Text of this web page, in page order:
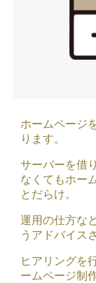
ホームページ
ります。
サーバーを借
なくてもホー
とだらけ。
運用の仕方な
うアドバイス
ヒアリングを
ームページ制